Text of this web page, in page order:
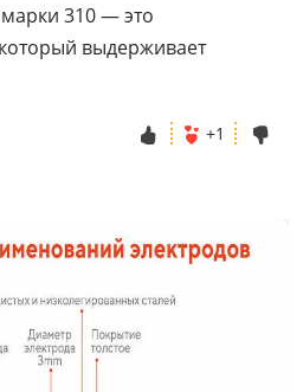
310 — это
выдерживает
+1